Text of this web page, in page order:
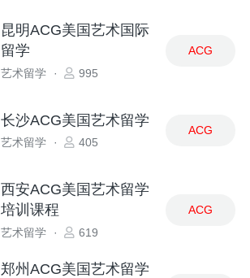
昆明ACG美国艺术国际
留学
艺术留学 · 995
ACG
长沙ACG美国艺术留学
艺术留学 · 405
ACG
西安ACG美国艺术留学
培训课程
艺术留学 · 619
ACG
郑州ACG美国艺术留学